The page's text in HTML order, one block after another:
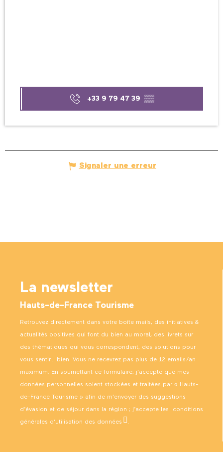
+33 9 79 47 39 ▒▒
Signaler une erreur
La newsletter
Hauts-de-France Tourisme
Retrouvez directement dans votre boîte mails, des initiatives &
actualités positives qui font du bien au moral, des livrets sur
des thématiques qui vous correspondent, des solutions pour
vous sentir… bien. Vous ne recevrez pas plus de 12 emails/an
maximum. En soumettant ce formulaire, j’accepte que mes
données personnelles soient stockées et traitées par « Hauts-
de-France Tourisme » afin de m’envoyer des suggestions
d’évasion et de séjour dans la région ; j’accepte les conditions
générales d’utilisation des données .